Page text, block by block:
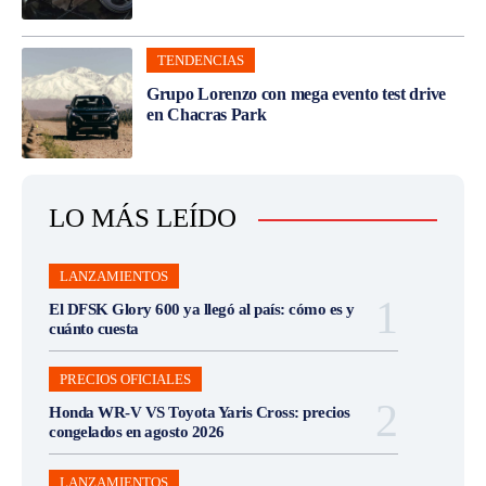
TENDENCIAS
Grupo Lorenzo con mega evento test drive
en Chacras Park
LO MÁS LEÍDO
LANZAMIENTOS
El DFSK Glory 600 ya llegó al país: cómo es y
cuánto cuesta
PRECIOS OFICIALES
Honda WR-V VS Toyota Yaris Cross: precios
congelados en agosto 2026
LANZAMIENTOS